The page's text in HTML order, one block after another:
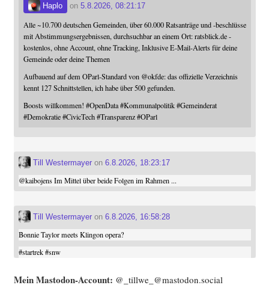
Haplo on 5.8.2026, 08:21:17
Alle ~10.700 deutschen Gemeinden, über 60.000 Ratsanträge und -beschlüsse
mit Abstimmungsergebnissen, durchsuchbar an einem Ort: ratsblick.de -
kostenlos, ohne Account, ohne Tracking, Inklusive E-Mail-Alerts für deine
Gemeinde oder deine Themen
Aufbauend auf dem OParl-Standard von @okfde: das offizielle Verzeichnis
kennt 127 Schnittstellen, ich habe über 500 gefunden.
Boosts willkommen! #OpenData #Kommunalpolitik #Gemeinderat
#Demokratie #CivicTech #Transparenz #OParl
Till Westermayeron 6.8.2026, 18:23:17
@kaibojensIm Mittel über beide Folgen im Rahmen ...
Till Westermayeron 6.8.2026, 16:58:28
Bonnie Taylor meets Klingon opera?
#startrek #snw
Mein Mast­o­don-Account: @_tillwe_@mastodon.social